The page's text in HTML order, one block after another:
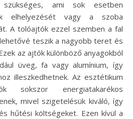
szükséges, ami sok esetben
elhelyezését vagy a szoba
A tolóajtók ezzel szemben a fal
teszik a nagyobb teret és
az ajtók különböző anyagokból
üveg, fa vagy alumínium, így
illeszkedhetnek. Az esztétikum
energiatakarékos
mivel szigetelésük kiváló, így
hűtési költségeket. Ezen kívül a